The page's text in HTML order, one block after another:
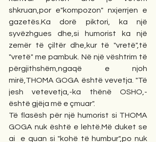
shkruan,por e"kompozon" nxjerrjen e
gazetës.Ka dorë piktori, ka një
syvëzhgues dhe,si humorist ka një
zemër të çiltër dhe,kur të "vretë",të
"vretë" me pambuk. Në një vështrim të
përgjithshëm,ngaqë e njoh
mirë,THOMA GOGA është vevetja. "Të
jesh vetevetja,-ka thënë OSHO,-
është gjëja më e çmuar".
Të flasësh për një humorist si THOMA
GOGA nuk është e lehtë.Më duket se
ai  e quan si "kohë të humbur",po nuk